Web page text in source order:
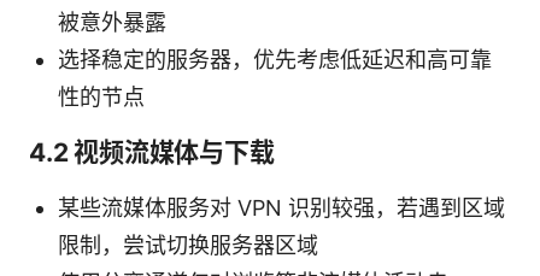
被意外暴露
选择稳定的服务器，优先考虑低延迟和高可靠
性的节点
4.2 视频流媒体与下载
某些流媒体服务对 VPN 识别较强，若遇到区域
限制，尝试切换服务器区域